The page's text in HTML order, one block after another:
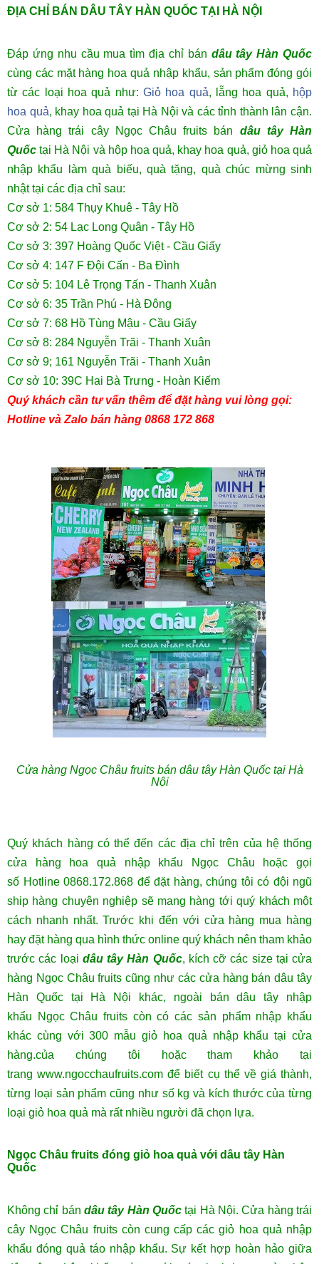
ĐỊA CHỈ BÁN DÂU TÂY HÀN QUỐC TẠI HÀ NỘI
Đáp ứng nhu cầu mua tìm địa chỉ bán dâu tây Hàn Quốc
cùng các mặt hàng hoa quả nhập khẩu, sản phẩm đóng gói
từ các loại hoa quả như: Giỏ hoa quả, lẵng hoa quả, hộp
hoa quả, khay hoa quả tại Hà Nội và các tỉnh thành lân cận.
Cửa hàng trái cây Ngọc Châu fruits bán dâu tây Hàn
Quốc tại Hà Nội và hộp hoa quả, khay hoa quả, giỏ hoa quả
nhập khẩu làm quà biếu, quà tặng, quà chúc mừng sinh
nhật tại các địa chỉ sau:
Cơ sở 1: 584 Thụy Khuê - Tây Hồ
Cơ sở 2: 54 Lạc Long Quân - Tây Hồ
Cơ sở 3: 397 Hoàng Quốc Việt - Cầu Giấy
Cơ sở 4: 147 F Đội Cấn - Ba Đình
Cơ sở 5: 104 Lê Trọng Tấn - Thanh Xuân
Cơ sở 6: 35 Trần Phú - Hà Đông
Cơ sở 7: 68 Hồ Tùng Mậu - Cầu Giấy
Cơ sở 8: 284 Nguyễn Trãi - Thanh Xuân
Cơ sở 9; 161 Nguyễn Trãi - Thanh Xuân
Cơ sở 10: 39C Hai Bà Trưng - Hoàn Kiếm
Quý khách cần tư vấn thêm để đặt hàng vui lòng gọi:
Hotline và Zalo bán hàng 0868 172 868
Cửa hàng Ngọc Châu fruits bán dâu tây Hàn Quốc tại Hà
Nội
Quý khách hàng có thể đến các địa chỉ trên của hệ thống
cửa hàng hoa quả nhập khẩu Ngọc Châu hoặc gọi
số Hotline 0868.172.868 để đặt hàng, chúng tôi có đội ngũ
ship hàng chuyên nghiệp sẽ mang hàng tới quý khách một
cách nhanh nhất. Trước khi đến với cửa hàng mua hàng
hay đặt hàng qua hình thức online quý khách nên tham khảo
trước các loại dâu tây Hàn Quốc, kích cỡ các size tại cửa
hàng Ngọc Châu fruits cũng như các cửa hàng bán dâu tây
Hàn Quốc tại Hà Nội khác, ngoài bán dâu tây nhập
khẩu Ngọc Châu fruits còn có các sản phẩm nhập khẩu
khác cùng với300 mẫu giỏ hoa quả nhập khẩu tại cửa
hàng.của chúng tôi hoặc tham khảo tại
trang www.ngocchaufruits.com để biết cụ thể về giá thành,
từng loại sản phẩm cũng như số kg và kích thước của từng
loại giỏ hoa quả mà rất nhiều người đã chọn lựa.
Ngọc Châu fruits đóng giỏ hoa quả với dâu tây Hàn
Quốc
Không chỉ bán dâu tây Hàn Quốc tại Hà Nội. Cửa hàng trái
cây Ngọc Châu fruits còn cung cấp các giỏ hoa quả nhập
khẩu đóng quả táo nhập khẩu. Sự kết hợp hoàn hảo giữa